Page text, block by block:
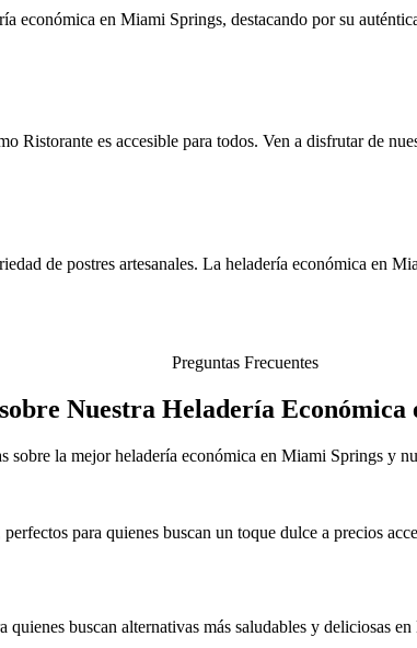
económica en Miami Springs, destacando por su
es accesible para todos. Ven a disfrutar de
de postres artesanales. La heladería económica en
Preguntas Frecuentes
Nuestra Heladería
sobre la mejor heladería económica en Miami Springs y
para quienes buscan un toque dulce a precios
buscan alternativas más saludables y deliciosas